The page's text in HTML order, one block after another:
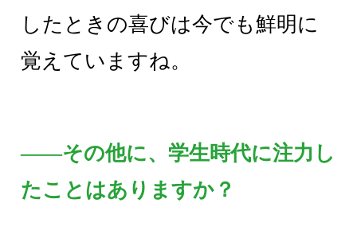
したときの喜びは今でも鮮明に
覚えていますね。
――その他に、学生時代に注力し
たことはありますか？